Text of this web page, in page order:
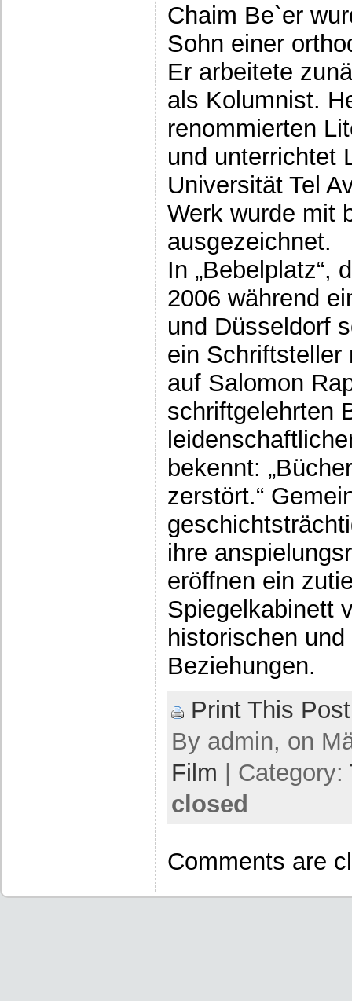
Chaim Be`er
Sohn einer
Er arbeitete
als Kolumnist.
renommierten
und unterrichtet
Universität Tel
Werk wurde mit
ausgezeichnet.
In „Bebelplatz“,
2006 während
und Düsseldorf
ein Schriftsteller
auf Salomon
schriftgelehrten
bekennt:
zerstört.“
ihre
eröffnen ein
Spiegelkabinett
historischen
Beziehungen.
Print This Post
By admin, on
Film | Category:
closed
Comments are